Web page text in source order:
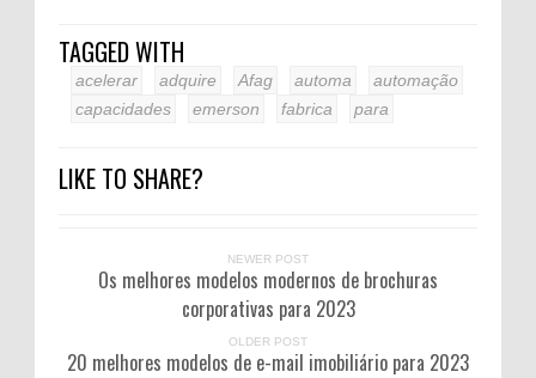
TAGGED WITH
acelerar adquire Afag automa
automação
capacidades
emerson fabrica para
LIKE TO SHARE?
NEWER POST
Os melhores modelos modernos de brochuras
corporativas para 2023
OLDER POST
20 melhores modelos de e-mail imobiliário para 2023